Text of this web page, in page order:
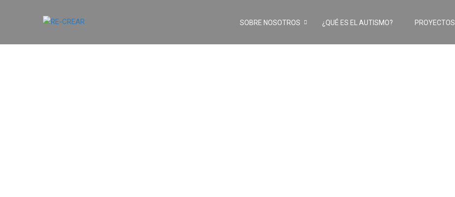
SOBRE NOSOTROS ¿QUÉ ES EL AUTISMO? PROYECTOS